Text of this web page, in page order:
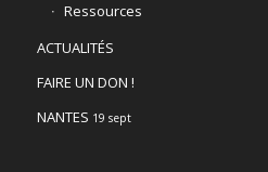
Ressources
ACTUALITÉS
FAIRE UN DON !
NANTES 19 sept